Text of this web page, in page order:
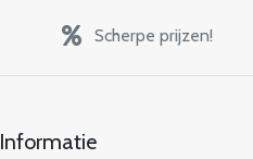
Scherpe prijzen!
Informatie